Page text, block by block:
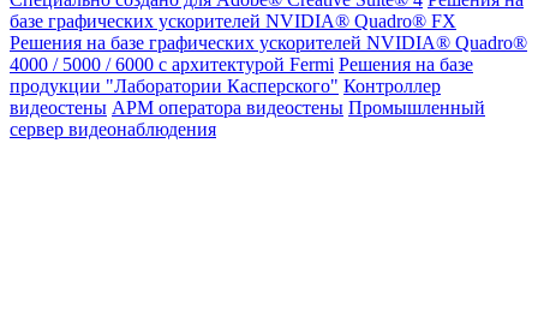
базе графических ускорителей NVIDIA® Quadro® FX
Решения на базе графических ускорителей NVIDIA® Quadro®
4000 / 5000 / 6000 с архитектурой Fermi Решения на базе
продукции "Лаборатории Касперского" Контроллер
видеостены АРМ оператора видеостены Промышленный
сервер видеонаблюдения